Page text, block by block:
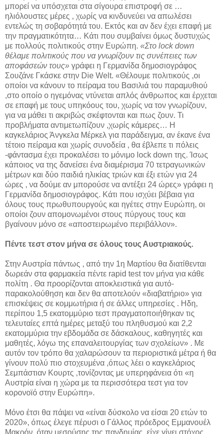
μπορεί να υπόσχεται στα σίγουρα επιστροφή σε …
ηλιόλουστες μέρες , χωρίς να κινδυνεύει να απωλέσει
εντελώς τη σοβαρότητά του. Εκτός και αν δεν έχει επαφή με
την πραγματικότητα… Κάτι που συμβαίνει όμως δυστυχώς
με πολλούς πολιτικούς στην Ευρώπη. «Στο lock down
θέλαμε πολιτικούς που να γνωρίζουν τις συνέπειες των
αποφάσεών τους» γράφει η Γερμανίδα δημοσιογράφος
Σουζάνε Γκάσκε στην Die Welt. «Θέλουμε πολιτικούς ,οι
οποίοι να κάνουν το πείραμα του Βασιλιά του παραμυθιού
,στο οποίο ο ηγεμόνας ντύνεται απλός άνθρωπος και έρχεται
σε επαφή με τους υπηκόους του, χωρίς να τον γνωρίζουν,
για να μάθει τι ακριβώς σκέφτονται και πως ζουν. Τι
προβλήματα αντιμετωπίζουν ,χωρίς κάμερες… Η
καγκελάριος Άνγκελα Μέρκελ για παράδειγμα, αν έκανε ένα
τέτοιο πείραμα και χωρίς συνοδεία , θα έβλεπε τι πόλεις
-φάντασμα έχει προκαλέσει το μόνιμο lock down της. Ίσως
κάποιος να της δανείσει ένα διαμέρισμα 70 τετραγωνικών
μέτρων και δύο παιδιά ηλικίας τριών και έξι ετών για 24
ώρες , να δούμε αν μπορούσε να αντέξει 24 ώρες» γράφει η
Γερμανίδα δημοσιογράφος. Κάτι που ισχύει βέβαια για
όλους τους πρωθυπουργούς και ηγέτες στην Ευρώπη, οι
οποίοι ζουν απομονωμένοι στους πύργους τους και
βγαίνουν μόνο σε «αποστειρωμένο περιβάλλον».
Πέντε τεστ στον μήνα σε όλους τους Αυστριακούς.
Στην Αυστρία πάντως , από την 1η Μαρτίου θα διατίθενται
δωρεάν στα φαρμακεία πέντε rapid test τον μήνα για κάθε
πολίτη . Θα προορίζονται αποκλειστικά για αυτό-
παρακολούθηση και δεν θα αποτελούν «διαβατήριο» για
επισκέψεις σε κομμωτήρια ή σε άλλες υπηρεσίες . Ηδη,
περίπου 1,5 εκατομμύριο τεστ πραγματοποιήθηκαν τις
τελευταίες επτά ημέρες μεταξύ του πληθυσμού και 2,2
εκατομμύρια την εβδομάδα σε δάσκαλους, καθηγητές και
μαθητές, λόγω της επαναλειτουργίας των σχολείων» . Με
αυτόν τον τρόπο θα χαλαρώσουν τα περιοριστικά μέτρα ή θα
γίνουν πολύ πιο στοχευμένα ,όπως λέει ο καγκελάριος
Σεμπάστιαν Κουρτς ,τονίζοντας με υπερηφάνεια ότι «η
Αυστρία είναι η χώρα με τα περισσότερα τεστ για τον
κορονοϊό στην Ευρώπη».
Μόνο έτσι θα πάψει να «είναι δύσκολο να είσαι 20 ετών το
2020», όπως έλεγε πέρυσι ο Γάλλος πρόεδρος Εμμανουέλ